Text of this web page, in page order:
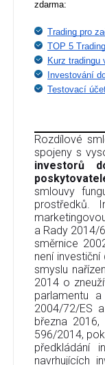
zdarma:
Trading pro
TOP 5
Kurz
Investování
Testovací
Rozdílové
spojeny s
investorů
smlouvy
prostředků.
a Rady 2014/
směrnice
není
smyslu
2014 o
parlamentu
2004/72/ES
března
596/2014,
předkládání
navrhujících